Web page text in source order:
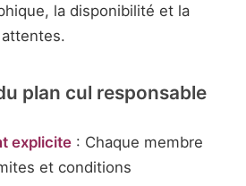
la disponibilité et la
plan cul responsable
explicite: Chaque membre
et conditions